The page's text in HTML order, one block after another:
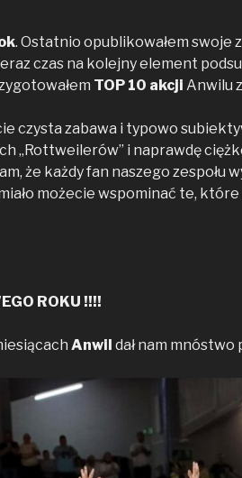
. Ostatnio opublikowałem swoje
czas na kolejny element
TOP 10 akcji Anwilu
czysta zabawa i typowo
„Rottweilerów” i naprawdę
że każdy fan naszego zespołu
możecie wspominać te, które
ROKU !!!!
Anwil dał nam mnóstwo